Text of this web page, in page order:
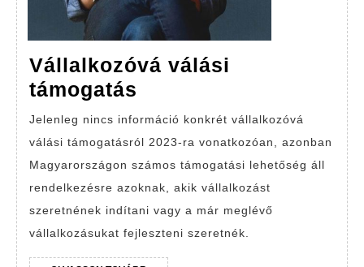
Vállalkozóvá válási
támogatás
válási
támogatás
Jelenleg nincs információ konkrét vállalkozóvá
válási támogatásról 2023-ra vonatkozóan, azonban
Magyarországon számos támogatási lehetőség áll
rendelkezésre azoknak, akik vállalkozást
szeretnének indítani vagy a már meglévő
vállalkozásukat fejleszteni szeretnék.